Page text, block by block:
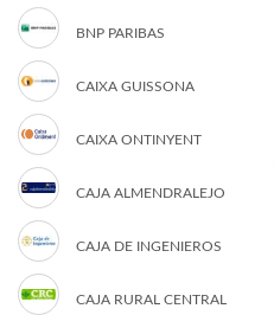
BNP PARIBAS
CAIXA GUISSONA
CAIXA ONTINYENT
CAJA ALMENDRALEJO
CAJA DE INGENIEROS
CAJA RURAL CENTRAL